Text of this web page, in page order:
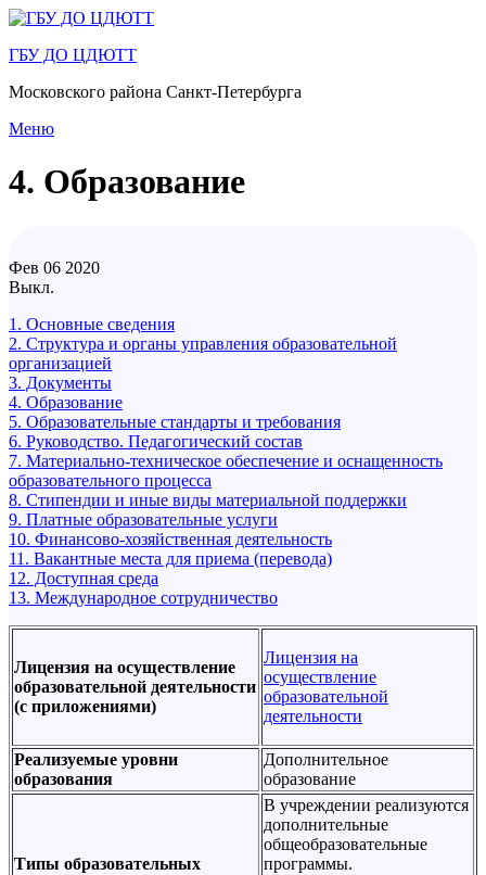
Перейти
содержимому
ГБУ ДО ЦДЮТТ
Московского района Санкт-Петербурга
Меню
4. Образование
Фев 06 2020
Выкл.
1. Основные сведения
2. Структура и органы управления образовательной
организацией
3. Документы
4. Образование
5. Образовательные стандарты и требования
6. Руководство. Педагогический состав
7. Материально-техническое обеспечение и оснащенность
образовательного процесса
8. Стипендии и иные виды материальной поддержки
9. Платные образовательные услуги
10. Финансово-хозяйственная деятельность
11. Вакантные места для приема (перевода)
12. Доступная среда
13. Международное сотрудничество
Лицензия на осуществление
образовательной деятельности
(с приложениями)
Лицензия на
осуществление
образовательной
деятельности
Реализуемые уровни
образования
Дополнительное
образование
Типы образовательных
В учреждении реализуются
дополнительные
общеобразовательные
программы.